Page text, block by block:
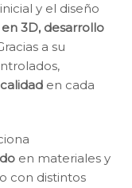
y el diseño
3D, desarrollo
a su
en cada
en materiales y
con distintos